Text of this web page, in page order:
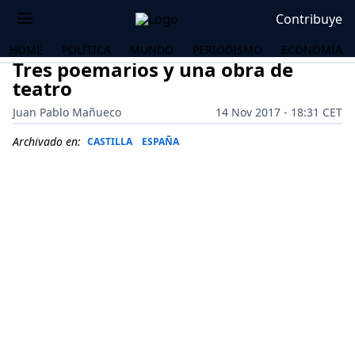
Contribuye
HOME POLÍTICA MUNDO PERIODISMO ECONOMÍA
Tres poemarios y una obra de
teatro
Juan Pablo Mañueco
14 Nov 2017 - 18:31 CET
Archivado en: CASTILLA ESPAÑA